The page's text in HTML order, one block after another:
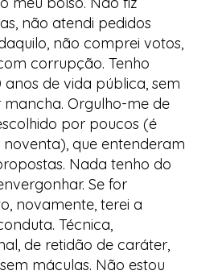
não atendi pedidos
não comprei votos,
corrupção. Tenho
anos de vida pública, sem
mancha. Orgulho-me de
por poucos (é
noventa), que entenderam
Nada tenho do
Se for
novamente, terei a
Técnica,
de retidão de caráter,
máculas. Não estou